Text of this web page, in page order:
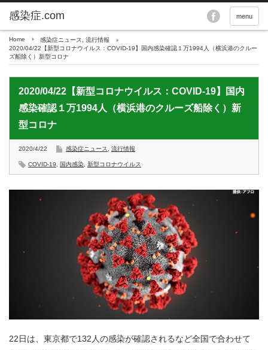
menu
Home 感染症ニュース
流行情報
2020/04/22【新型コロナウイルス：COVID-19】国内感染確認１万1994人（横浜港のクルー
ズ船除く）新型コロナ
2020/04/22【新型コロナウイルス：COVID-19】国内
感染確認１万1994人（横浜港のクルーズ船除く）新
型コロナ
2020/4/22 感染症ニュース 流行情報
COVID-19 国内感染 新型コロナウイルス
22日は、東京都で132人の感染が確認されるなど全国で合わせて